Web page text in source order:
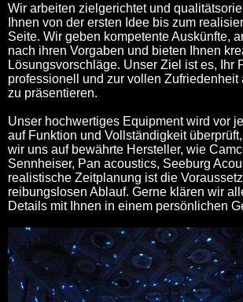
Wir arbeiten zielgerichtet und
Ihnen von der ersten Idee bis zum
Seite. Wir geben kompetente Auskünfte,
nach ihren Vorgaben und bieten Ihnen
Lösungsvorschläge. Unser Ziel ist es, Ihr
professionell und zur vollen Zufriedenheit
zu präsentieren.
Unser hochwertiges Equipment wird vor
auf Funktion und Vollständigkeit
wir uns auf bewährte Hersteller, wie
Sennheiser, Pan acoustics, Seeburg
realistische Zeitplanung ist die
reibungslosen Ablauf. Gerne klären wir
Details mit Ihnen in einem persönlichen